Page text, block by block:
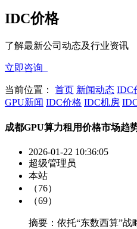
IDC价格
了解最新公司动态及行业资讯
立即咨询
当前位置： 首页 新闻动态 IDC
GPU新闻 IDC价格 IDC机房
成都GPU算力租用价格市场趋
2026-01-22 10:36:05
超级管理员
本站
（76）
（69）
摘要：依托“东数西算”